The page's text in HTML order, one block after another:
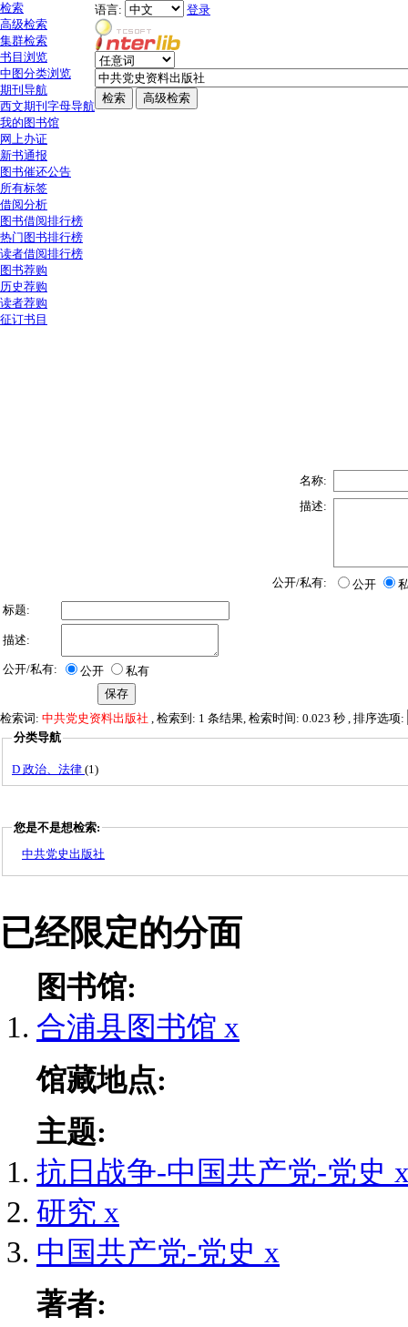
检索
高级检索
集群检索
书目浏览
中图分类浏览
期刊导航
西文期刊字母导航
我的图书馆
网上办证
新书通报
图书催还公告
所有标签
借阅分析
图书借阅排行榜
热门图书排行榜
读者借阅排行榜
图书荐购
历史荐购
读者荐购
征订书目
语言: 登录
名称:
描述:
公开/私有: 公开
标题:
描述:
公开/私有: 公开 私有
检索词: 中共党史资料出版社 , 检索到: 1 条结果, 检索时间: 0.023 秒 , 排序选项:
分类导航
D 政治、法律 (1)
您是不是想检索:
中共党史出版社
已经限定的分面
图书馆:
合浦县图书馆 x
馆藏地点:
主题:
抗日战争-中国共产党-党史
研究 x
中国共产党-党史 x
著者: